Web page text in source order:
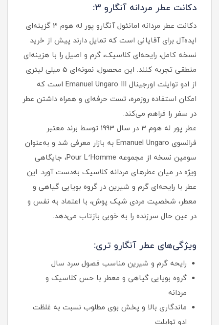
دکانت عطر مردانه آنگارو 3:
دکانت عطر مردانه امانئول آنگارو پور له هوم 3 گزینه‌ای
ایده‌آل برای آقایانی است که تمایل دارند پیش از خرید
نسخه کامل، رایحه‌ای کلاسیک، گرم و اصیل را با هزینه‌ای
منطقی تجربه کنند. این محصول، نمونه‌ای 5 میلی‌ لیتری
از ادو توایلت اورجینال Emanuel Ungaro III است که
امکان استفاده روزمره، تست حرفه‌ای و همراه داشتن عطر
در سفر را فراهم می‌کند.
عطر پور له هوم 3 در سال 1993 توسط برند معتبر
فرانسوی Emanuel Ungaro به بازار معرفی شد و به‌عنوان
سومین نسخه از مجموعه Pour L’Homme، جایگاهی
ویژه در میان عطرهای مردانه کلاسیک به‌دست آورد. این
عطر با رایحه‌ای گرم و شیرین در گروه بویایی گیاهی و
معطر، شخصیت مردی شیک‌ پوش، با اعتماد به‌ نفس و
در عین حال سرزنده را به‌ خوبی بازتاب می‌دهد.
ویژگی‌های عطر آنگارو تری:
رایحه گرم و شیرین مناسب فصول سرد سال
گروه بویایی گیاهی و معطر با حس کلاسیک و
مردانه
ماندگاری بالا و پخش بوی مطلوب نسبت به غلظت
ادو توایلت